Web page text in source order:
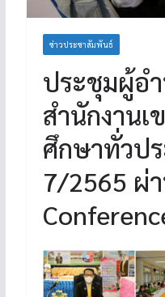
ข่าวประชาสัมพันธ์
ประชุมผู้อ
สำนักงาน
ศึกษาทั่วป
7/2565 ผ่